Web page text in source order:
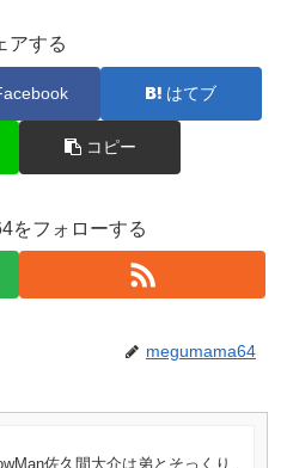
アする
はてブ
コピー
をフォローする
megumama64
佐久間大介は弟とそっくり